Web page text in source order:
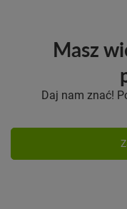
Masz
Daj nam znać!